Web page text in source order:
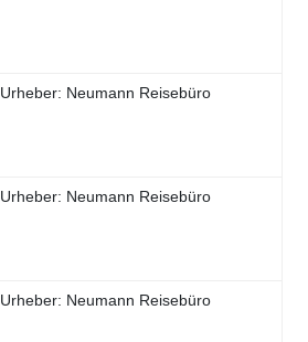
Urheber: Neumann Reisebüro
Urheber: Neumann Reisebüro
Urheber: Neumann Reisebüro